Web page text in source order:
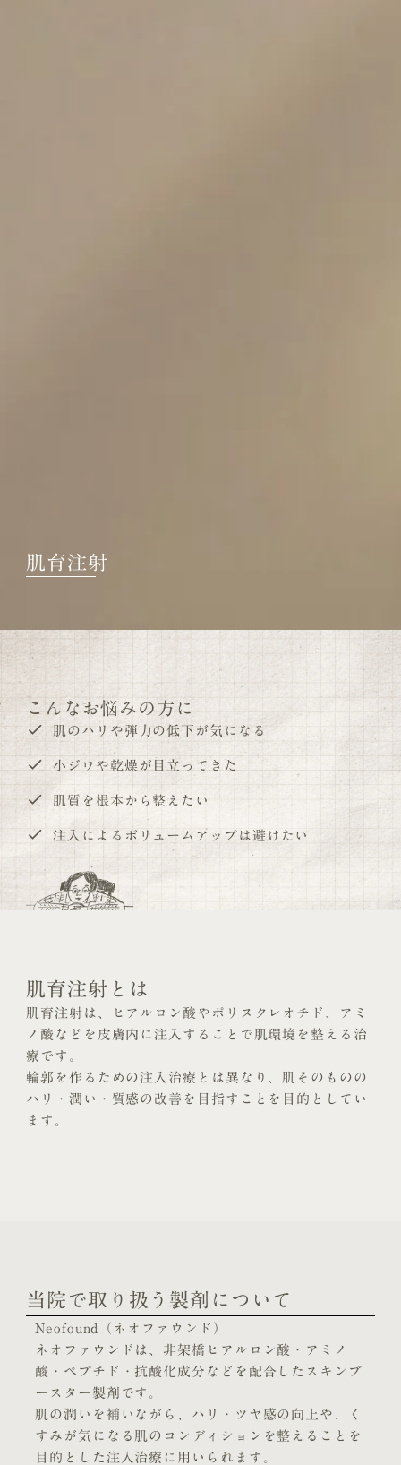
肌育注射
こんなお悩みの方に
肌のハリや弾力の低下が気になる
小ジワや乾燥が目立ってきた
肌質を根本から整えたい
注入によるボリュームアップは避けたい
肌育注射とは
肌育注射は、ヒアルロン酸やポリヌクレオチド、アミ
ノ酸などを皮膚内に注入することで肌環境を整える治
療です。
輪郭を作るための注入治療とは異なり、肌そのものの
ハリ・潤い・質感の改善を目指すことを目的としてい
ます。
当院で取り扱う製剤について
Neofound（ネオファウンド）
ネオファウンドは、非架橋ヒアルロン酸・アミノ
酸・ペプチド・抗酸化成分などを配合したスキンブ
ースター製剤です。
肌の潤いを補いながら、ハリ・ツヤ感の向上や、く
すみが気になる肌のコンディションを整えることを
目的とした注入治療に用いられます。